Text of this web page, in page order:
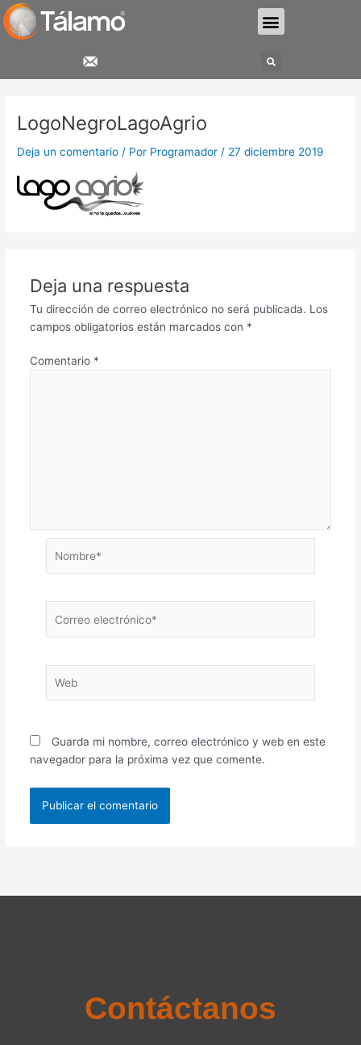
al
contenido
Menu
Search
LogoNegroLagoAgrio
Deja un comentario / Por Programador / 27 diciembre 2019
Deja una respuesta
Tu dirección de correo electrónico no será publicada. Los
campos obligatorios están marcados con *
Comentario *
electrónico*
Guarda mi nombre, correo electrónico y web en este
navegador para la próxima vez que comente.
Contáctanos